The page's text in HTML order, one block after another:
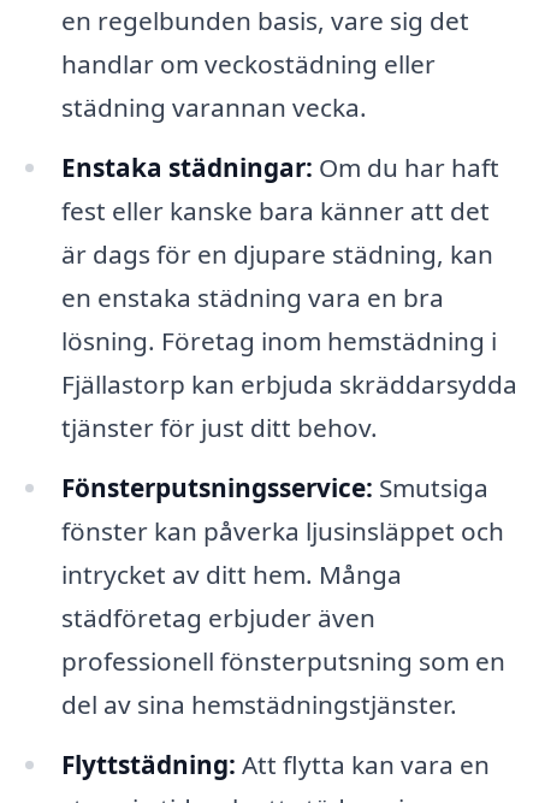
en regelbunden basis, vare sig det
handlar om veckostädning eller
städning varannan vecka.
Enstaka städningar: Om du har haft
fest eller kanske bara känner att det
är dags för en djupare städning, kan
en enstaka städning vara en bra
lösning. Företag inom hemstädning i
Fjällastorp kan erbjuda skräddarsydda
tjänster för just ditt behov.
Fönsterputsningsservice: Smutsiga
fönster kan påverka ljusinsläppet och
intrycket av ditt hem. Många
städföretag erbjuder även
professionell fönsterputsning som en
del av sina hemstädningstjänster.
Flyttstädning: Att flytta kan vara en